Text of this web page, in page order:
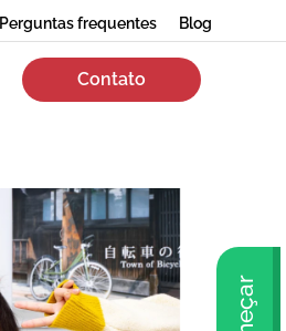
Perguntas frequentes Blog
Contato